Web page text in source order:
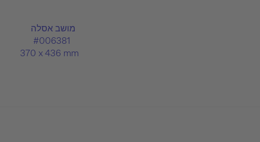
מושב אסלה
#006381
370 x 436 mm